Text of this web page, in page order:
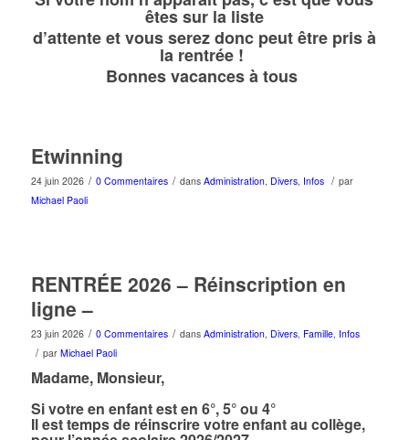
êtes sur la liste
d’attente et vous serez donc peut être pris à
la rentrée !
Bonnes vacances à tous
Etwinning
24 juin 2026 / 0 Commentaires / dans Administration, Divers, Infos / par
Michael Paoli
RENTRÉE 2026 – Réinscription en
ligne –
23 juin 2026 / 0 Commentaires / dans Administration, Divers, Famille, Infos
/ par Michael Paoli
Madame, Monsieur,
Si votre en enfant est en 6°, 5° ou 4°
Il est temps de réinscrire votre enfant au collège,